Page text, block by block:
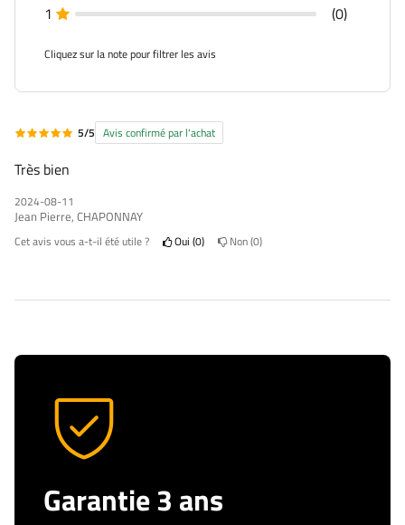
1
(0)
Cliquez sur la note pour filtrer les avis
5/5 Avis confirmé par l'achat
Très bien
2024-08-11
Jean Pierre, CHAPONNAY
Cet avis vous a-t-il été utile ? Oui 0 Non 0
Garantie 3 ans